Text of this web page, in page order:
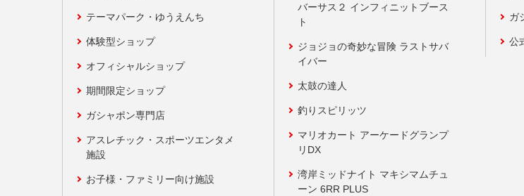
テーマパーク・ゆうえんち
体験型ショップ
オフィシャルショップ
期間限定ショップ
ガシャポン専門店
アスレチック・スポーツエンタメ
施設
お子様・ファミリー向け施設
バーサス２ インフィニットブース
ト
ジョジョの奇妙な冒険 ラストサバ
イバー
太鼓の達人
釣りスピリッツ
マリオカート アーケードグランプ
リDX
湾岸ミッドナイト マキシマムチュ
ーン 6RR PLUS
ガ
公